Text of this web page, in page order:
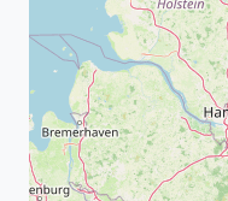
Dortmund
Essen